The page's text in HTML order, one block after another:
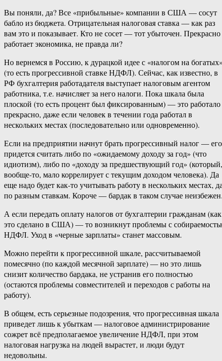
Вы поняли, да? Все «прибыльные» компании в США — сосут
бабло из бюджета. Отрицательная налоговая ставка — как раз
вам это и показывает. Кто не сосет — тот убыточен. Прекрасно
работает экономика, не правда ли?
Но вернемся в Россию, к дурацкой идее с «налогом на
(то есть прогрессивной ставке НДФЛ). Сейчас, как известно, в
РФ бухгалтерия работадателя выступает налоговым агентом
работника, т.е. начисляет за него налоги. Пока шкала была
плоской (то есть процент был фиксированным) — это работало
прекрасно, даже если человек в течении года работал в
нескольких местах (последовательно или одновременно).
Если на предприятии начнут брать прогрессивный налог — его
придется считать либо по «ожидаемому доходу за год» (что
идиотизм), либо по «доходу за предшествующий год» (который,
вообще-то, мало коррелирует с текущим доходом человека). Да
еще надо будет как-то учитывать работу в нескольких местах,
по разным ставкам. Короче — бардак в таком случае
А если передать оплату налогов от бухгалтерии гражданам (как
это сделано в США) — то возникнут проблемы с
НДФЛ. Уход в «черные зарплаты» станет массовым.
Можно перейти к прогрессивной шкале, рассчитываемой
помесячно (по каждой месячной зарплате) — но это лишь
снизит количество бардака, не устранив его полностью
(остаются проблемы совместителей и переходов с работы на
работу).
В общем, есть серьезные подозрения, что прогрессивная шкала
приведет лишь к убыткам — налоговое администрирование
сожрет всё предполагаемое увеличение НДФЛ, при этом
налоговая нагрузка на людей вырастет, и люди будут
недовольны.